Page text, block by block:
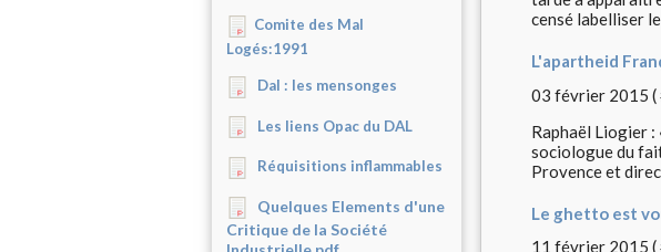
Comite des Mal
Logés:1991
Dal : les mensonges
Les liens Opac du DAL
Réquisitions inflammables
Quelques Elements d'une
Critique de la Société
censé labelliser
L'apartheid
03 février 2015 (
Raphaël Liogier :
sociologue du
Provence et
Le ghetto est
11 février 2015 (